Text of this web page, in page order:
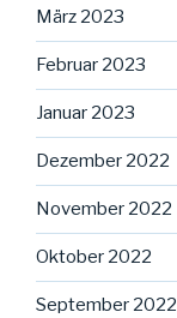
März 2023
Februar 2023
Januar 2023
Dezember 2022
November 2022
Oktober 2022
September 2022